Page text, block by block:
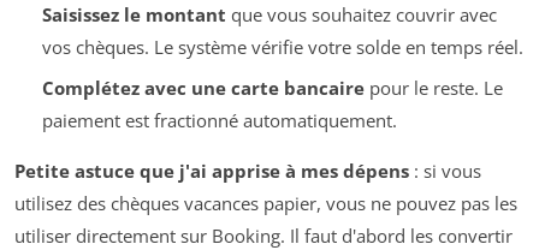
Saisissez le montant que vous souhaitez couvrir avec
vos chèques. Le système vérifie votre solde en temps réel.
Complétez avec une carte bancairepour le reste. Le
paiement est fractionné automatiquement.
Petite astuce que j'ai apprise à mes dépens : si vous
utilisez des chèques vacances papier, vous ne pouvez pas les
utiliser directement sur Booking. Il faut d'abord les convertir